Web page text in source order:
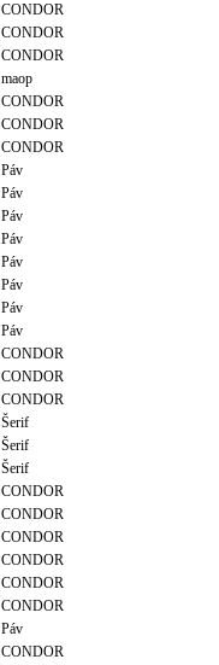
CONDOR
CONDOR
CONDOR
maop
CONDOR
CONDOR
CONDOR
Páv
Páv
Páv
Páv
Páv
Páv
Páv
Páv
CONDOR
CONDOR
CONDOR
Šerif
Šerif
Šerif
CONDOR
CONDOR
CONDOR
CONDOR
CONDOR
CONDOR
Páv
CONDOR